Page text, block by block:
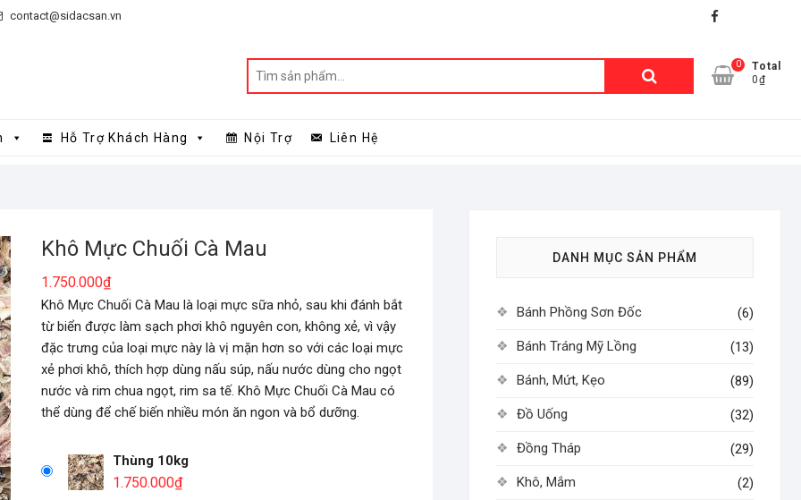
contact@sidacsan.vn facebook
0
Total
0₫
Hỗ Trợ Khách Hàng Nội Trợ Liên Hệ
Khô Mực Chuối Cà Mau
1.750.000₫
Khô Mực Chuối Cà Mau là loại mực sữa nhỏ, sau khi đánh bắt
từ biển được làm sạch phơi khô nguyên con, không xẻ, vì vậy
đặc trưng của loại mực này là vị mặn hơn so với các loại mực
xẻ phơi khô, thích hợp dùng nấu súp, nấu nước dùng cho ngọt
nước và rim chua ngọt, rim sa tế. Khô Mực Chuối Cà Mau có
thể dùng để chế biến nhiều món ăn ngon và bổ dưỡng.
Thùng 10kg
1.750.000₫
DANH MỤC SẢN PHẨM
Bánh Phồng Sơn Đốc (6)
Bánh Tráng Mỹ Lồng (13)
Bánh, Mứt, Kẹo (89)
Đồ Uống (32)
Đồng Tháp (29)
Khô, Mắm (2)